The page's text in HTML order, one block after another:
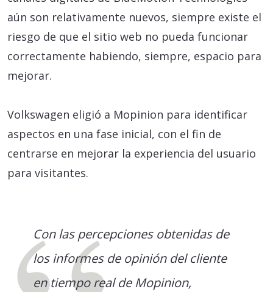
aún son relativamente nuevos, siempre existe el
riesgo de que el sitio web no pueda funcionar
correctamente habiendo, siempre, espacio para
mejorar.
Volkswagen eligió a Mopinion para identificar
aspectos en una fase inicial, con el fin de
centrarse en mejorar la experiencia del usuario
para visitantes.
Con las percepciones obtenidas de
los informes de opinión del cliente
en tiempo real de Mopinion,